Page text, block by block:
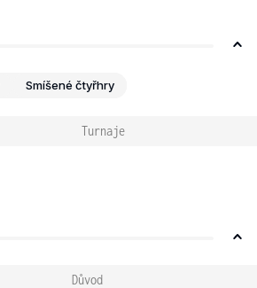
Smíšené čtyřhry
Turnaje
Důvod